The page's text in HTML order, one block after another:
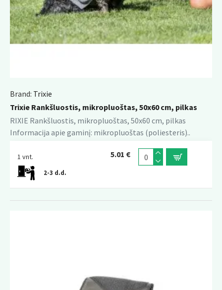
Brand: Trixie
Trixie Rankšluostis, mikropluoštas, 50x60 cm, pilkas
RIXIE Rankšluostis, mikropluoštas, 50x60 cm, pilkas
Informacija apie gaminį: mikropluoštas (poliesteris)..
1 vnt.
2-3 d.d.
5.01 €